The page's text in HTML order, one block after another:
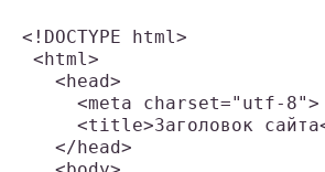
<!DOCTYPE html>
<html>
   <head>
     <meta charset="utf-8">
<title>Заголовок
   </head>